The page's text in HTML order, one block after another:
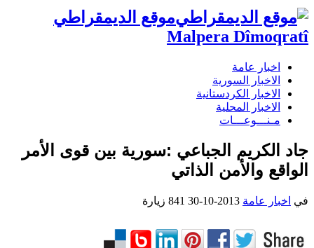
موقع الديمقراطي
Malpera Dîmoqratî
اخبار عامة
الاخبار السورية
الاخبار الكردستانية
الاخبار المحلية
مـنـــوعـــات
جاد الكريم الجباعي :سورية بين قوى الأمر
الواقع والأمن الذاتي
في اخبار عامة 2013-10-30 841 زيارة